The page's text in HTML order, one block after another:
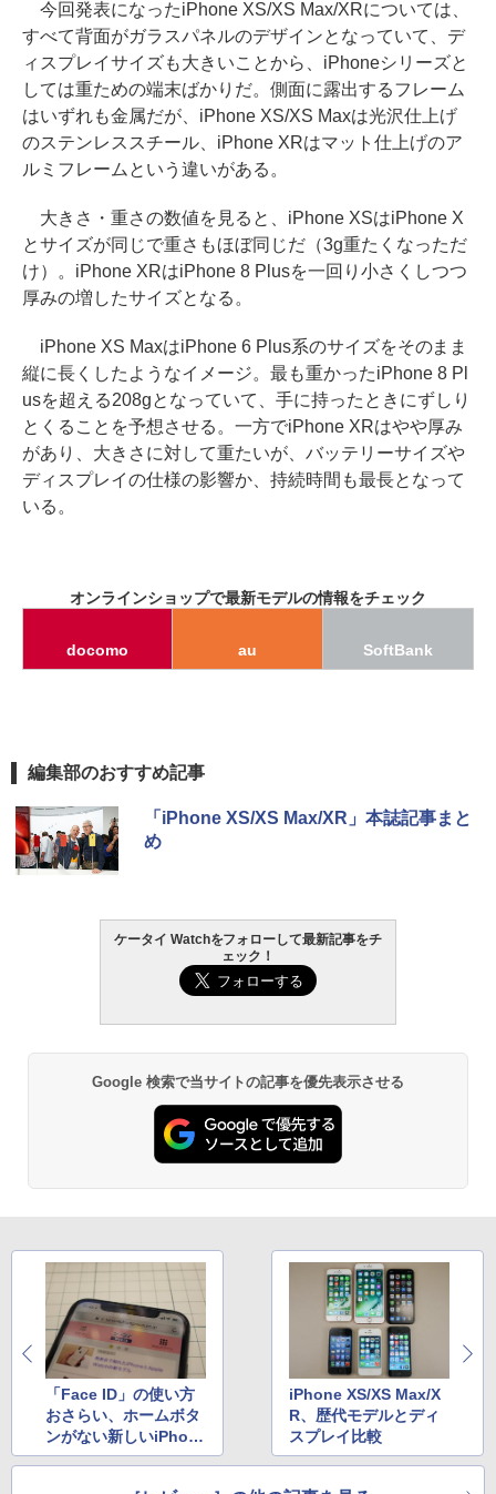
今回発表になったiPhone XS/XS Max/XRについては、
すべて背面がガラスパネルのデザインとなっていて、デ
ィスプレイサイズも大きいことから、iPhoneシリーズと
しては重ための端末ばかりだ。側面に露出するフレーム
はいずれも金属だが、iPhone XS/XS Maxは光沢仕上げ
のステンレススチール、iPhone XRはマット仕上げのア
ルミフレームという違いがある。
大きさ・重さの数値を見ると、iPhone XSはiPhone X
とサイズが同じで重さもほぼ同じだ（3g重たくなっただ
け）。iPhone XRはiPhone 8 Plusを一回り小さくしつつ
厚みの増したサイズとなる。
iPhone XS MaxはiPhone 6 Plus系のサイズをそのまま
縦に長くしたようなイメージ。最も重かったiPhone 8 Pl
usを超える208gとなっていて、手に持ったときにずしり
とくることを予想させる。一方でiPhone XRはやや厚み
があり、大きさに対して重たいが、バッテリーサイズや
ディスプレイの仕様の影響か、持続時間も最長となって
いる。
オンラインショップで最新モデルの情報をチェック
docomo au SoftBank
編集部のおすすめ記事
「iPhone XS/XS Max/XR」本誌記事まと
め
ケータイ Watchをフォローして最新記事をチ
ェック！
Google 検索で当サイトの記事を優先表示させる
「Face ID」の使い方
おさらい、ホームボタ
ンがない新しいiPhon
eに
iPhone XS/XS Max/X
R、歴代モデルとディ
スプレイ比較